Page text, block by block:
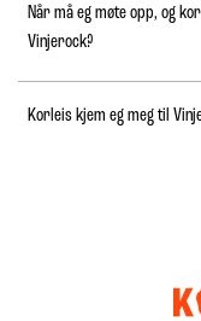
Når må eg møte opp, og
Vinjerock?
Korleis kjem eg meg til